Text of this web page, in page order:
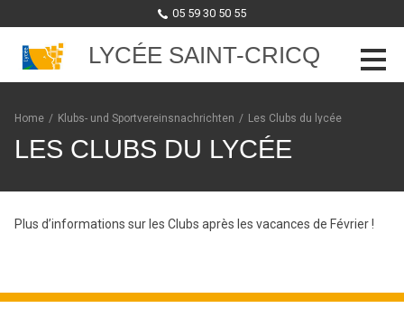
05 59 30 50 55
LYCÉE SAINT-CRICQ
Skip to content
Home / Klubs- und Sportvereinsnachrichten / Les Clubs du lycée
LES CLUBS DU LYCÉE
Plus d’informations sur les Clubs après les vacances de Février !